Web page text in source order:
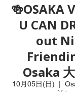
🍻OSAKA
U CAN
out
Osaka
10月05日(日)